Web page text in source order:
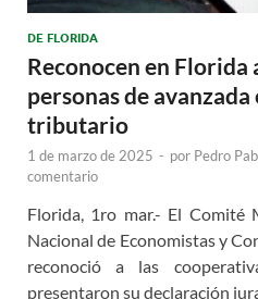
DE FLORIDA
Reconocen en Florida
personas de
tributario
1 de marzo de 2025 - por Pedro
comentario
Florida, 1ro mar.- El Comité
Nacional de Economistas y
reconoció a las
presentaron su declaración